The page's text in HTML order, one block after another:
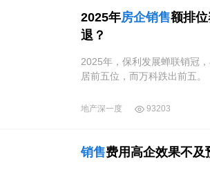
2025年房企销售额排
退？
2025年，保利发展蝉联销冠
居前五位，而万科跌出前五。
地产深一度 93203
销售费用高企效果不及